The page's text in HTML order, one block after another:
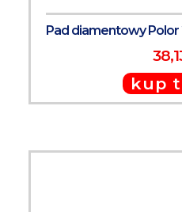
Pad diamentowy
kup